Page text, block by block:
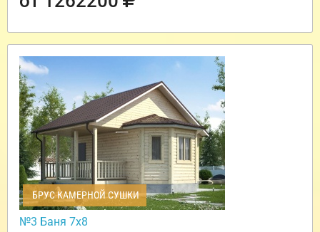
БРУС КАМЕРНОЙ СУШКИ
№3 Баня 7х8